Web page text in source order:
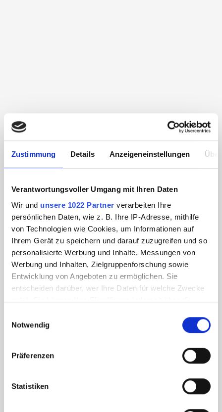
Zustimmung Details Anzeigeneinstellungen
Verantwortungsvoller Umgang mit Ihren Daten
Wir und unsere 1022 Partner verarbeiten Ihre
persönlichen Daten, wie z. B. Ihre IP-Adresse, mithilfe
von Technologien wie Cookies, um Informationen auf
Ihrem Gerät zu speichern und darauf zuzugreifen und so
personalisierte Werbung und Inhalte, Messungen von
Werbung und Inhalten, Zielgruppenforschung sowie
Entwicklung von Angeboten zu ermöglichen. Sie
entscheiden darüber, wer Ihre Daten für welche Zwecke
nutzt. Sie können Ihre Einwilligung jederzeit über die
Trigger Symbol ändern oder widerrufen
Informationen über Ihre geografische Lage
können
bestimmten Merkmalen (Fingerprinting) identifizieren
Notwendig
Präferenzen
Statistiken